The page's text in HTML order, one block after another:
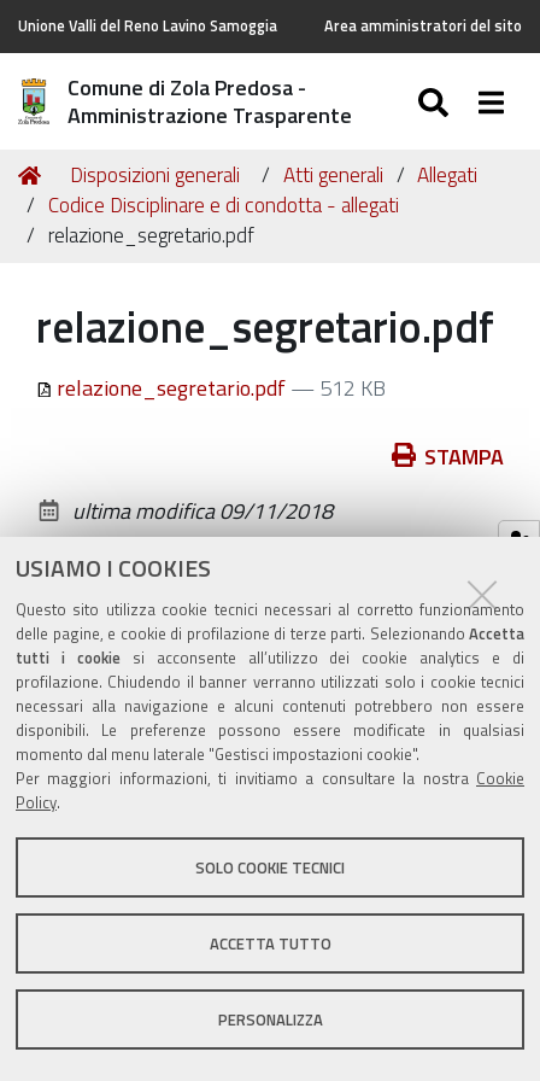
USIAMO I COOKIES
Questo sito utilizza cookie tecnici necessari al corretto funzionamento
delle pagine, e cookie di profilazione di terze parti. Selezionando Accetta
tutti i cookiesi acconsente all’utilizzo dei cookie analytics e di
profilazione. Chiudendo il banner verranno utilizzati solo i cookie tecnici
necessari alla navigazione e alcuni contenuti potrebbero non essere
disponibili. Le preferenze possono essere modificate in qualsiasi
momento dal menu laterale "Gestisci impostazioni cookie".
Per maggiori informazioni, ti invitiamo a consultare la nostra Cookie
Policy.
SOLO COOKIE TECNICI
ACCETTA TUTTO
PERSONALIZZA
Unione Valli del Reno Lavino Samoggia Area amministratori del sito
Comune di Zola Predosa -
Amministrazione Trasparente
Tu
sei
qui:
Home
Disposizioni generali Atti generali
Allegati
Codice Disciplinare e di condotta - allegati
relazione_segretario.pdf
relazione_segretario.pdf
relazione_segretario.pdf— 512 KB
documento
STAMPA
ultima modifica09/11/2018
Valuta questo sito
Sito istituzionale Comune di Zola Predosa
DPO|Accessibilità